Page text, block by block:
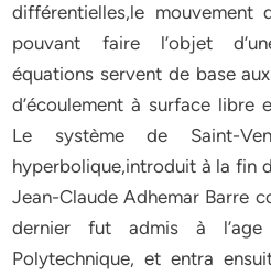
différentielles,le
pouvant faire l’objet
équations servent de base
d’écoulement à surface libre
Le système de Saint-
hyperbolique,introduit à la fin
Jean-Claude Adhemar Barre
dernier fut admis à
Polytechnique, et entra